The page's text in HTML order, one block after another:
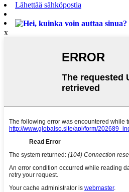
Lähettää sähköpostia
x